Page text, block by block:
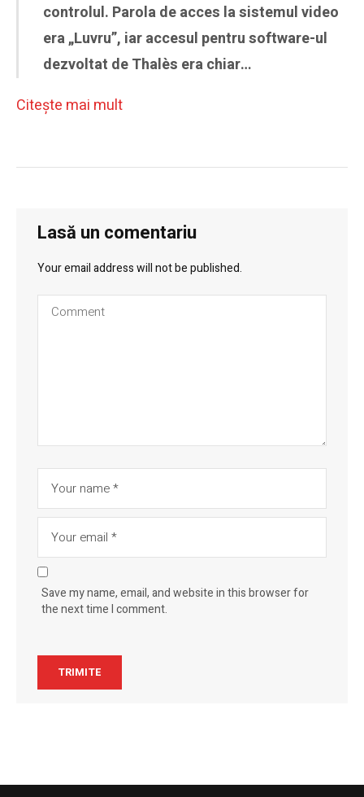
controlul. Parola de acces la sistemul video
era „Luvru”, iar accesul pentru software-ul
dezvoltat de Thalès era chiar…
Citeşte mai mult
Lasă un comentariu
Your email address will not be published.
Save my name, email, and website in this browser for
the next time I comment.